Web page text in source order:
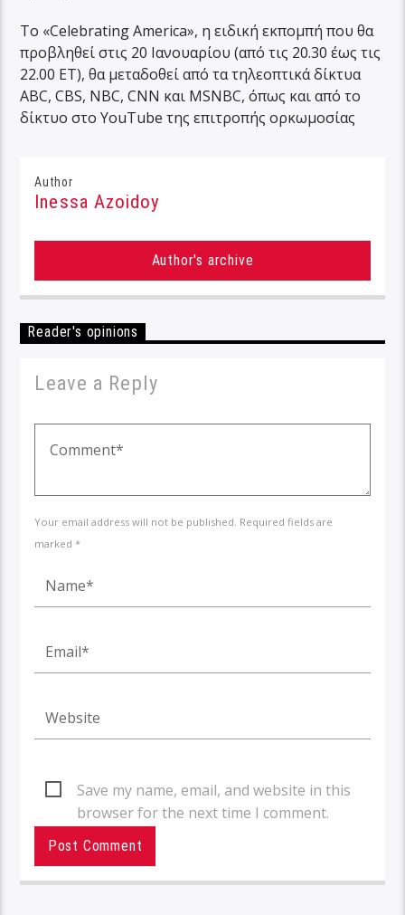
Το «Celebrating America», η ειδική εκπομπή που θα
προβληθεί στις 20 Ιανουαρίου (από τις 20.30 έως τις
22.00 ET), θα μεταδοθεί από τα τηλεοπτικά δίκτυα
ABC, CBS, NBC, CNN και MSNBC, όπως και από το
δίκτυο στο YouTube της επιτροπής ορκωμοσίας
Author
Inessa Azoidoy
Author's archive
Reader's opinions
Leave a Reply
Your email address will not be published. Required fields are
marked *
Save my name, email, and website in this
browser for the next time I comment.